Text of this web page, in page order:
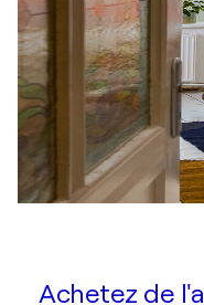
Achetez de